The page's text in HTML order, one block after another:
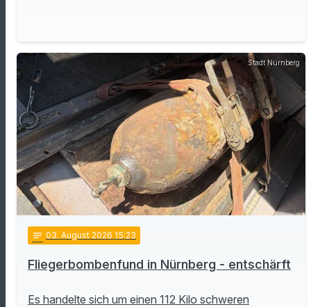
Stadt Nürnberg
notes 03. August 2026 15:23
Fliegerbombenfund in Nürnberg - entschärft
Es handelte sich um einen 112 Kilo schweren